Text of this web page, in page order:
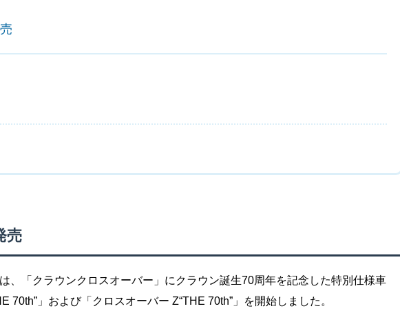
売
、「クラウンクロスオーバー」にクラウン誕生70周年を記念した特別仕様車
70th”」および「クロスオーバー Z“THE 70th”」を開始しました。